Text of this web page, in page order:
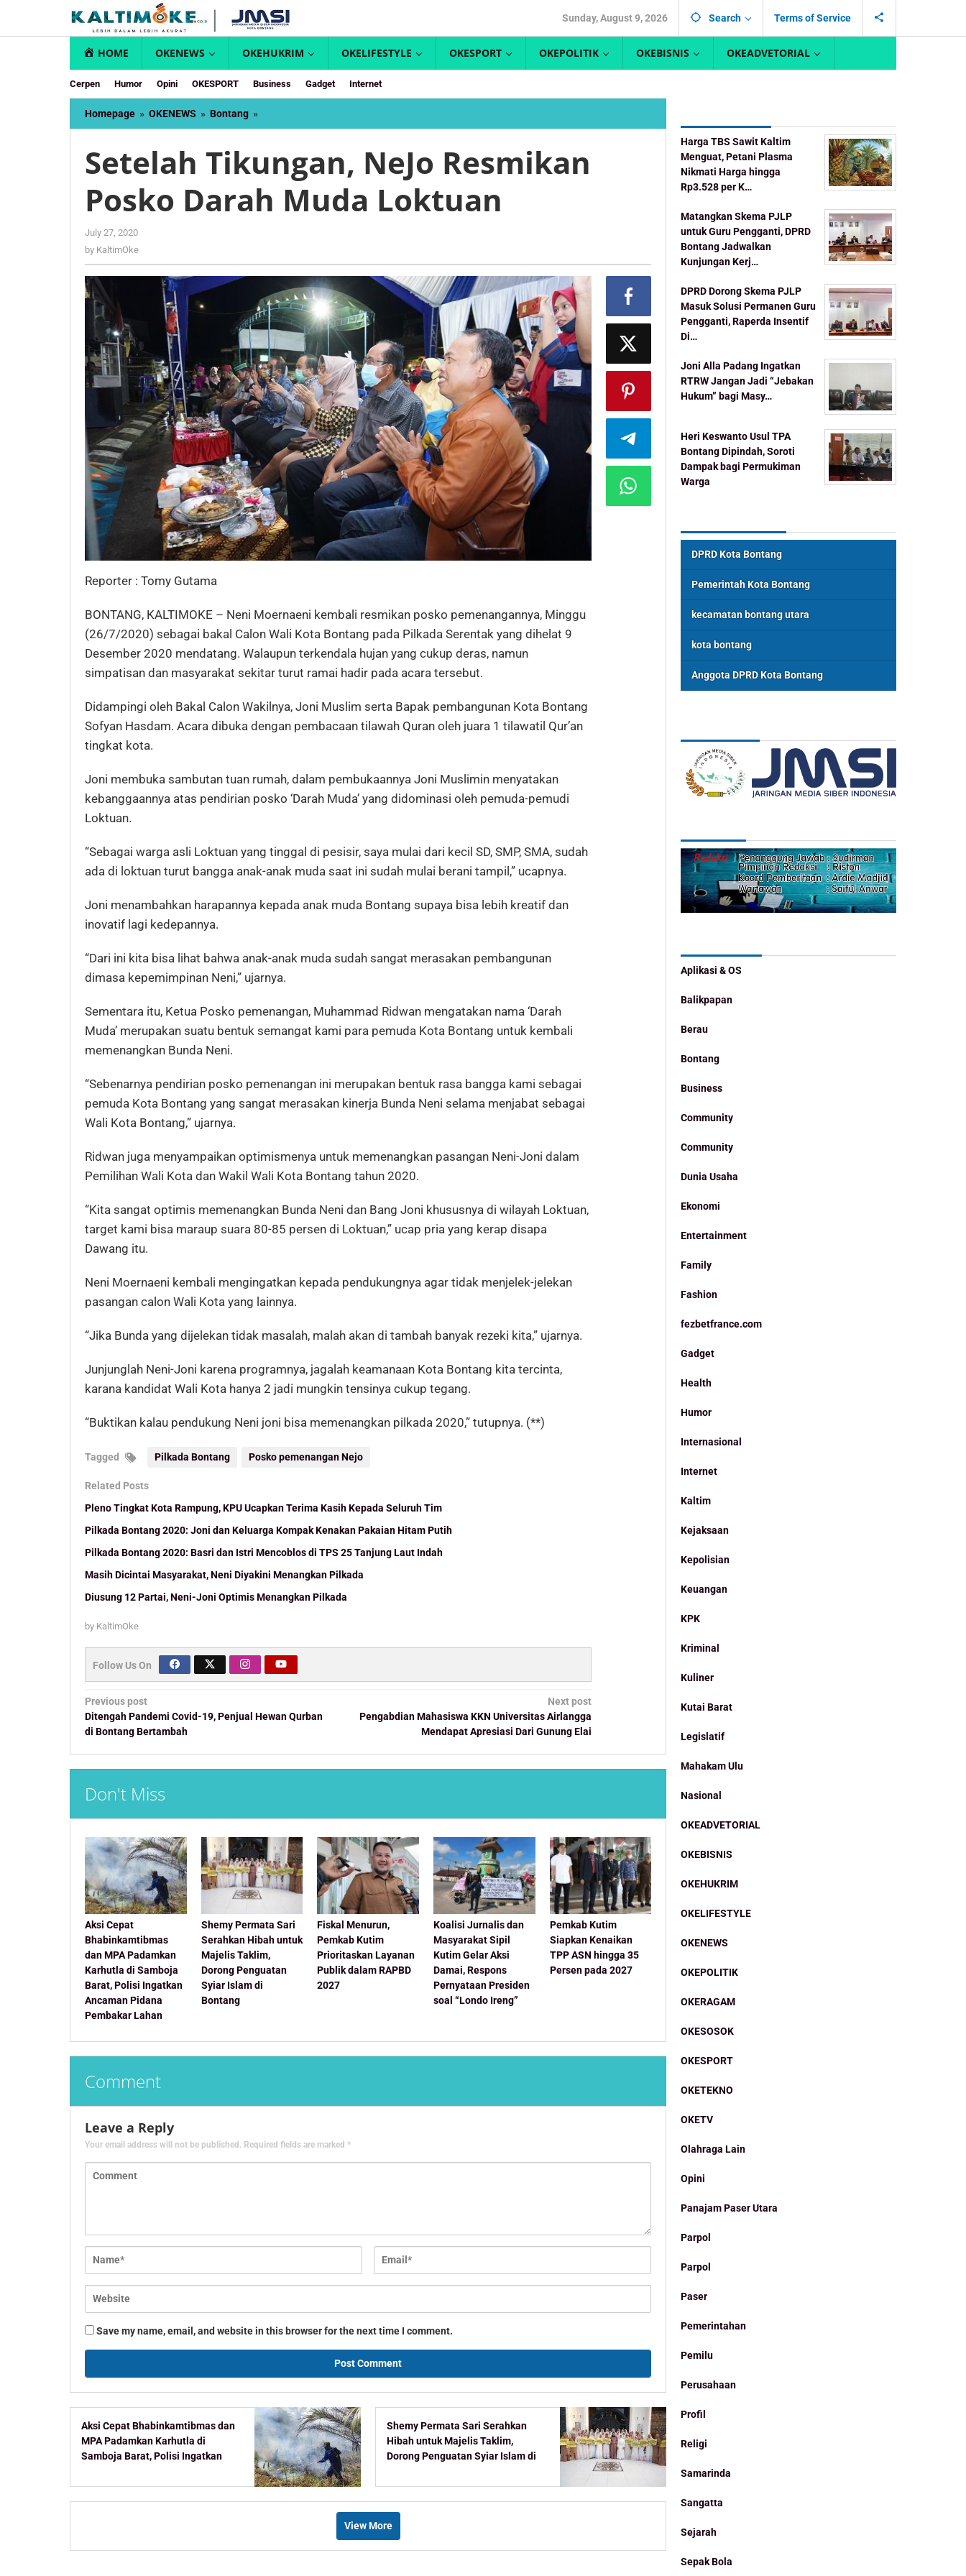
content
Sunday, August 9, 2026 Search Terms of Service
HOME OKENEWS OKEHUKRIM OKELIFESTYLE OKESPORT OKEPOLITIK OKEBISNIS OKEADVETORIAL
Cerpen Humor Opini OKESPORT Business Gadget Internet
Homepage » OKENEWS » Bontang »
Tikungan,
Resmikan
Posko
Darah
Muda
Setelah Tikungan, NeJo Resmikan
Posko Darah Muda Loktuan
July 27, 2020
by KaltimOke
Reporter : Tomy Gutama
BONTANG, KALTIMOKE – Neni Moernaeni kembali resmikan posko pemenangannya, Minggu
(26/7/2020) sebagai bakal Calon Wali Kota Bontang pada Pilkada Serentak yang dihelat 9
Desember 2020 mendatang. Walaupun terkendala hujan yang cukup deras, namun
simpatisan dan masyarakat sekitar turut ramai hadir pada acara tersebut.
Didampingi oleh Bakal Calon Wakilnya, Joni Muslim serta Bapak pembangunan Kota Bontang
Sofyan Hasdam. Acara dibuka dengan pembacaan tilawah Quran oleh juara 1 tilawatil Qur’an
tingkat kota.
Joni membuka sambutan tuan rumah, dalam pembukaannya Joni Muslimin menyatakan
kebanggaannya atas pendirian posko ‘Darah Muda’ yang didominasi oleh pemuda-pemudi
Loktuan.
“Sebagai warga asli Loktuan yang tinggal di pesisir, saya mulai dari kecil SD, SMP, SMA, sudah
ada di loktuan turut bangga anak-anak muda saat ini sudah mulai berani tampil,” ucapnya.
Joni menambahkan harapannya kepada anak muda Bontang supaya bisa lebih kreatif dan
inovatif lagi kedepannya.
“Dari ini kita bisa lihat bahwa anak-anak muda sudah sangat merasakan pembangunan
dimasa kepemimpinan Neni,” ujarnya.
Sementara itu, Ketua Posko pemenangan, Muhammad Ridwan mengatakan nama ‘Darah
Muda’ merupakan suatu bentuk semangat kami para pemuda Kota Bontang untuk kembali
memenangkan Bunda Neni.
“Sebenarnya pendirian posko pemenangan ini merupakan bentuk rasa bangga kami sebagai
pemuda Kota Bontang yang sangat merasakan kinerja Bunda Neni selama menjabat sebagai
Wali Kota Bontang,” ujarnya.
Ridwan juga menyampaikan optimismenya untuk memenangkan pasangan Neni-Joni dalam
Pemilihan Wali Kota dan Wakil Wali Kota Bontang tahun 2020.
“Kita sangat optimis memenangkan Bunda Neni dan Bang Joni khususnya di wilayah Loktuan,
target kami bisa maraup suara 80-85 persen di Loktuan,” ucap pria yang kerap disapa
Dawang itu.
Neni Moernaeni kembali mengingatkan kepada pendukungnya agar tidak menjelek-jelekan
pasangan calon Wali Kota yang lainnya.
“Jika Bunda yang dijelekan tidak masalah, malah akan di tambah banyak rezeki kita,” ujarnya.
Junjunglah Neni-Joni karena programnya, jagalah keamanaan Kota Bontang kita tercinta,
karana kandidat Wali Kota hanya 2 jadi mungkin tensinya cukup tegang.
“Buktikan kalau pendukung Neni joni bisa memenangkan pilkada 2020,” tutupnya. (**)
Tagged Pilkada Bontang Posko pemenangan Nejo
Related Posts
Pleno Tingkat Kota Rampung, KPU Ucapkan Terima Kasih Kepada Seluruh Tim
Pilkada Bontang 2020: Joni dan Keluarga Kompak Kenakan Pakaian Hitam Putih
Pilkada Bontang 2020: Basri dan Istri Mencoblos di TPS 25 Tanjung Laut Indah
Masih Dicintai Masyarakat, Neni Diyakini Menangkan Pilkada
Diusung 12 Partai, Neni-Joni Optimis Menangkan Pilkada
by KaltimOke
Follow Us On
Post
navigation
Previous post
Ditengah Pandemi Covid-19, Penjual Hewan Qurban
di Bontang Bertambah
Next post
Pengabdian Mahasiswa KKN Universitas Airlangga
Mendapat Apresiasi Dari Gunung Elai
Don't Miss
Aksi Cepat
Bhabinkamtibmas
dan MPA Padamkan
Karhutla di Samboja
Barat, Polisi Ingatkan
Ancaman Pidana
Pembakar Lahan
Shemy Permata Sari
Serahkan Hibah untuk
Majelis Taklim,
Dorong Penguatan
Syiar Islam di
Bontang
Fiskal Menurun,
Pemkab Kutim
Prioritaskan Layanan
Publik dalam RAPBD
2027
Koalisi Jurnalis dan
Masyarakat Sipil
Kutim Gelar Aksi
Damai, Respons
Pernyataan Presiden
soal “Londo Ireng”
Pemkab Kutim
Siapkan Kenaikan
TPP ASN hingga 35
Persen pada 2027
Comment
Leave a Reply
Your email address will not be published. Required fields are marked *
Save my name, email, and website in this browser for the next time I comment.
Aksi Cepat Bhabinkamtibmas dan
MPA Padamkan Karhutla di
Samboja Barat, Polisi Ingatkan
Lahan
Shemy Permata Sari Serahkan
Hibah untuk Majelis Taklim,
Dorong Penguatan Syiar Islam di
View More
Harga TBS Sawit Kaltim
Menguat, Petani Plasma
Nikmati Harga hingga
Rp3.528 per K…
Matangkan Skema PJLP
untuk Guru Pengganti, DPRD
Bontang Jadwalkan
Kunjungan Kerj…
DPRD Dorong Skema PJLP
Masuk Solusi Permanen Guru
Pengganti, Raperda Insentif
Di…
Joni Alla Padang Ingatkan
RTRW Jangan Jadi “Jebakan
Hukum” bagi Masy…
Heri Keswanto Usul TPA
Bontang Dipindah, Soroti
Dampak bagi Permukiman
Warga
DPRD Kota Bontang
Pemerintah Kota Bontang
kecamatan bontang utara
kota bontang
Anggota DPRD Kota Bontang
Aplikasi & OS
Balikpapan
Berau
Bontang
Business
Community
Community
Dunia Usaha
Ekonomi
Entertainment
Family
Fashion
fezbetfrance.com
Gadget
Health
Humor
Internasional
Internet
Kaltim
Kejaksaan
Kepolisian
Keuangan
KPK
Kriminal
Kuliner
Kutai Barat
Legislatif
Mahakam Ulu
Nasional
OKEADVETORIAL
OKEBISNIS
OKEHUKRIM
OKELIFESTYLE
OKENEWS
OKEPOLITIK
OKERAGAM
OKESOSOK
OKESPORT
OKETEKNO
OKETV
Olahraga Lain
Opini
Panajam Paser Utara
Parpol
Parpol
Paser
Pemerintahan
Pemilu
Perusahaan
Profil
Religi
Samarinda
Sangatta
Sejarah
Sepak Bola